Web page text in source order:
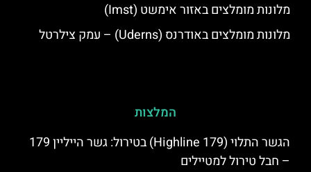
מלונות מומלצים באזור אימשט (Imst)
מלונות מומלצים באודרנס (Uderns) – עמק צילרטל
המלצות
הגשר התלוי (Highline 179) בטירול: גשר הייליין 179
– חבל טירול למטיילים